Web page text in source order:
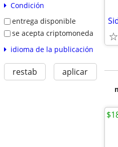
Condición
entrega disponible
se acepta criptomoneda
idioma de la publicación
restab aplicar